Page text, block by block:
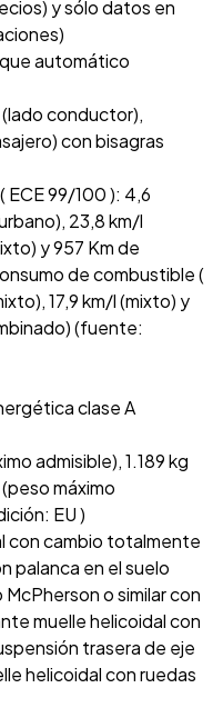
y sólo datos en
automático
conductor),
con bisagras
99/100 ): 4,6
23,8 km/l
y 957 Km de
de combustible (
17,9 km/l (mixto) y
(fuente:
clase A
admisible), 1.189 kg
máximo
EU )
con cambio totalmente
palanca en el suelo
o similar con
muelle helicoidal con
trasera de eje
helicoidal con ruedas